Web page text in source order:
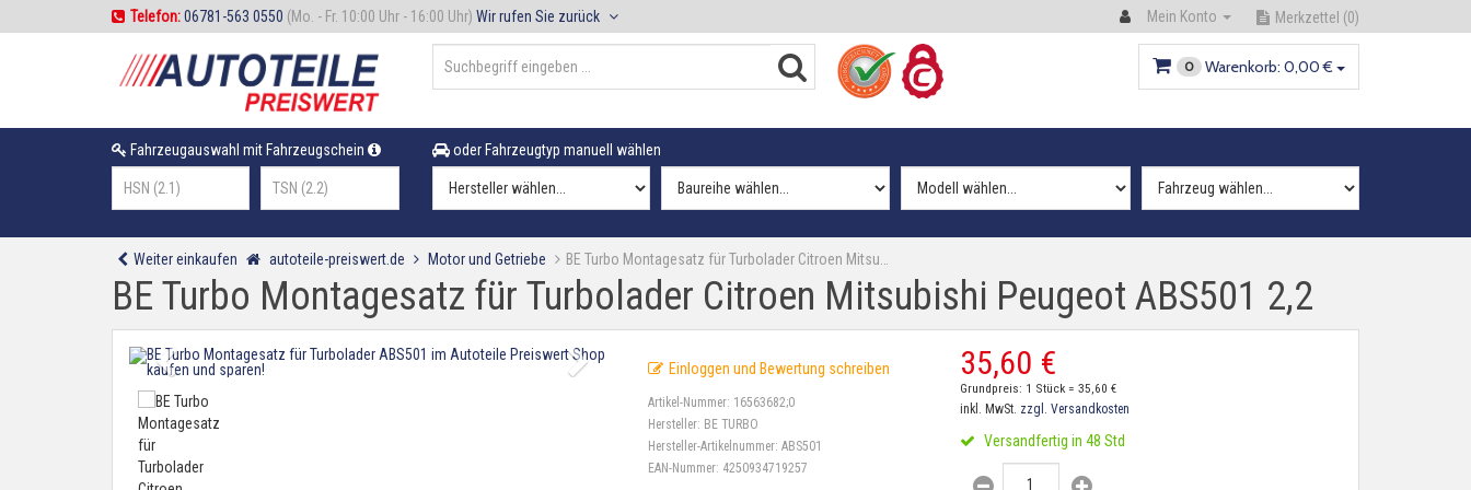
Telefon:06781-563 0550 (Mo. - Fr. 10:00 Uhr - 16:00 Uhr) Wir rufen Sie zurück Mein Konto Merkzettel (0)
0 Warenkorb: 0,00 €
Fahrzeugauswahl mit Fahrzeugschein oder Fahrzeugtyp manuell wählen
Weiter einkaufen autoteile-preiswert.de Motor und Getriebe BE Turbo Montagesatz für Turbolader Citroen Mitsu…
BE Turbo Montagesatz für Turbolader Citroen Mitsubishi Peugeot ABS501 2,2
Einloggen und Bewertung schreiben
Artikel-Nummer: 16563682;0
Hersteller: BE TURBO
Hersteller-Artikelnummer:ABS501
EAN-Nummer: 4250934719257
35,60 €
Grundpreis: 1 Stück = 35,60 €
inkl. MwSt. zzgl. Versandkosten
Versandfertig in 48 Std